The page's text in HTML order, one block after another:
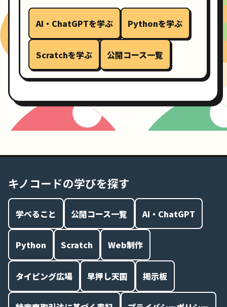
AI・ChatGPTを学ぶ Pythonを学ぶ
Scratchを学ぶ 公開コース一覧
キノコードの学びを探す
学べること 公開コース一覧 AI・ChatGPT
Python Scratch Web制作
タイピング広場 早押し天国 掲示板